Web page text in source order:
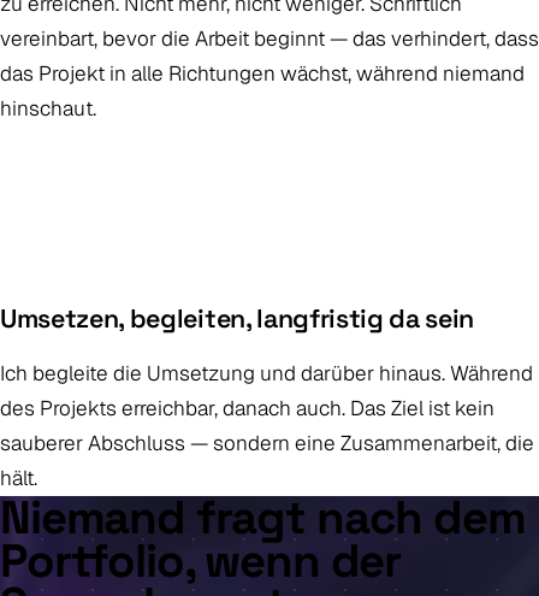
vereinbart, bevor die Arbeit beginnt — das verhindert, dass
das Projekt in alle Richtungen wächst, während niemand
hinschaut.
Umsetzen, begleiten, langfristig da sein
Ich begleite die Umsetzung und darüber hinaus. Während
des Projekts erreichbar, danach auch. Das Ziel ist kein
sauberer Abschluss — sondern eine Zusammenarbeit, die
hält.
Niemand fragt nach dem
Portfolio, wenn der